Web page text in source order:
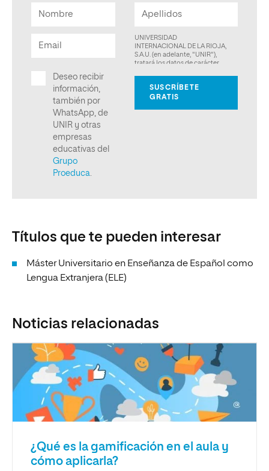
Títulos que te pueden interesar
Máster Universitario en Enseñanza de Español como
Lengua Extranjera (ELE)
Noticias relacionadas
¿Qué es la gamificación en el aula y
cómo aplicarla?